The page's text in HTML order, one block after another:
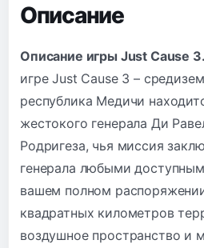
Описание
Описание игры Just Cause
игре Just Cause 3 –
республика Медичи
жестокого генерала Ди
Родригеза, чья миссия
генерала любыми
вашем полном
квадратных километров
воздушное пространство и